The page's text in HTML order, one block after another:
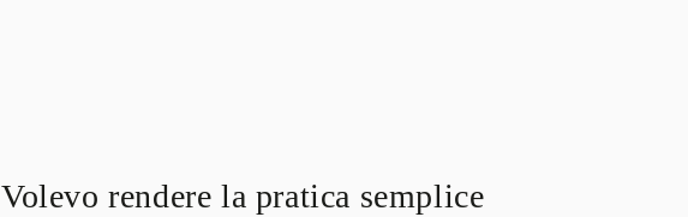
Volevo rendere la pratica semplice